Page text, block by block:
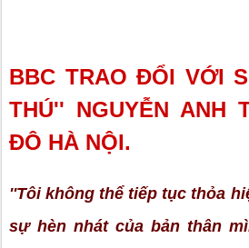
BBC TRAO ĐỔI VỚI
THÚ'' NGUYỄN ANH
ĐÔ HÀ NỘI.
''Tôi không thể tiếp tục thỏa
sự hèn nhát của bản thân